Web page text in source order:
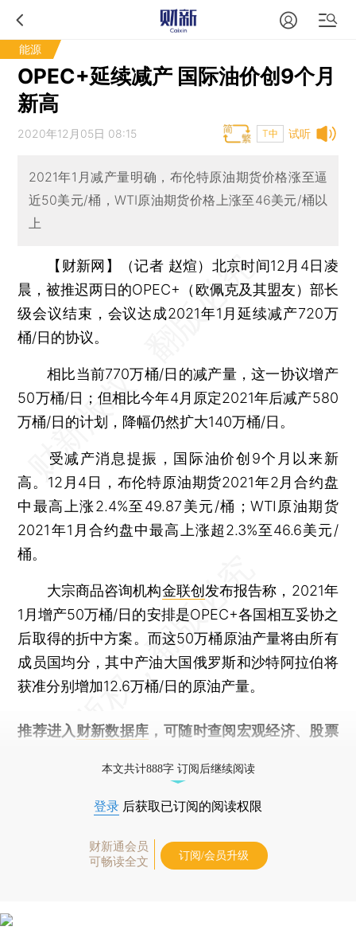
能源
OPEC+延续减产 国际油价创9个月
新高
试听
2020年12月05日 08:15 T中
2021年1月减产量明确，布伦特原油期货价格涨至逼
近50美元/桶，WTI原油期货价格上涨至46美元/桶以
上
【财新网】（记者 赵煊） 北京时间12月4日凌
晨，被推迟两日的OPEC+（欧佩克及其盟友）部长
级会议结束，会议达成2021年1月延续减产720万
桶/日的协议。
相比当前770万桶/日的减产量，这一协议增产
50万桶/日；但相比今年4月原定2021年后减产580
万桶/日的计划，降幅仍然扩大140万桶/日。
受减产消息提振，国际油价创9个月以来新
高。12月4日，布伦特原油期货2021年2月合约盘
中最高上涨2.4%至49.87美元/桶；WTI原油期货
2021年1月合约盘中最高上涨超2.3%至46.6美元/
桶。
大宗商品咨询机构金联创 发布报告称，2021年
1月增产50万桶/日的安排是OPEC+各国相互妥协之
后取得的折中方案。而这50万桶原油产量将由所有
成员国均分，其中产油大国俄罗斯和沙特阿拉伯将
获准分别增加12.6万桶/日的原油产量。
推荐进入 财新数据库 ，可随时查阅宏观经济、股票
本文共计888字 订阅后继续阅读
登录 后获取已订阅的阅读权限
财新通会员
可畅读全文
订阅/会员升级